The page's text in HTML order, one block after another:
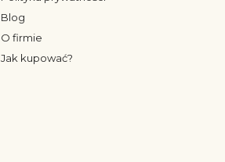
Blog
O firmie
Jak kupować?